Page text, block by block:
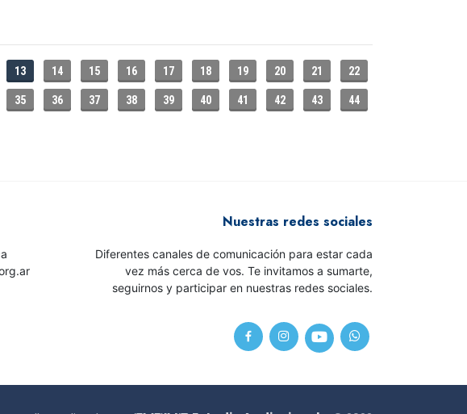
13 14 15 16 17 18 19 20 21 22
35 36 37 38 39 40 41 42 43 44
Nuestras redes sociales
Diferentes canales de comunicación para estar cada
vez más cerca de vos. Te invitamos a sumarte,
seguirnos y participar en nuestras redes sociales.